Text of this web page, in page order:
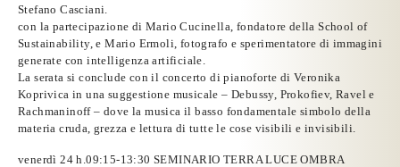
Stefano Casciani.
con la partecipazione di Mario Cucinella, fondatore della School of
Sustainability, eMario Ermoli, fotografo e sperimentatore di immagini
generate con intelligenza artificiale.
La serata si conclude con il concerto di pianoforte di Veronika
Koprivicain una suggestione musicale – Debussy, Prokofiev, Ravel e
Rachmaninoff – dove la musica il basso fondamentale simbolo della
materia cruda, grezza e lettura di tutte le cose visibili e invisibili.
venerdì 24 h.09:15-13:30 SEMINARIO TERRA LUCE OMBRA